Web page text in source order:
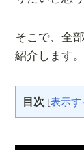
そこで、全
紹介します。
目次 [表示す